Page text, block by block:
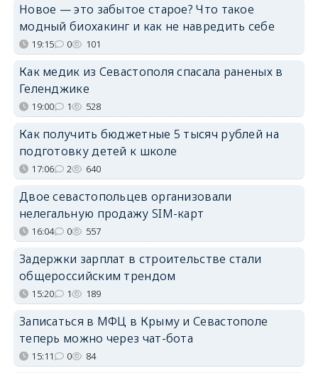
Новое — это забытое старое? Что такое
модный биохакинг и как не навредить себе
19:15 0 101
Как медик из Севастополя спасала раненых в
Геленджике
19:00 1 528
Как получить бюджетные 5 тысяч рублей на
подготовку детей к школе
17:06 2 640
Двое севастопольцев организовали
нелегальную продажу SIM-карт
16:04 0 557
Задержки зарплат в строительстве стали
общероссийским трендом
15:20 1 189
Записаться в МФЦ в Крыму и Севастополе
теперь можно через чат-бота
15:11 0 84